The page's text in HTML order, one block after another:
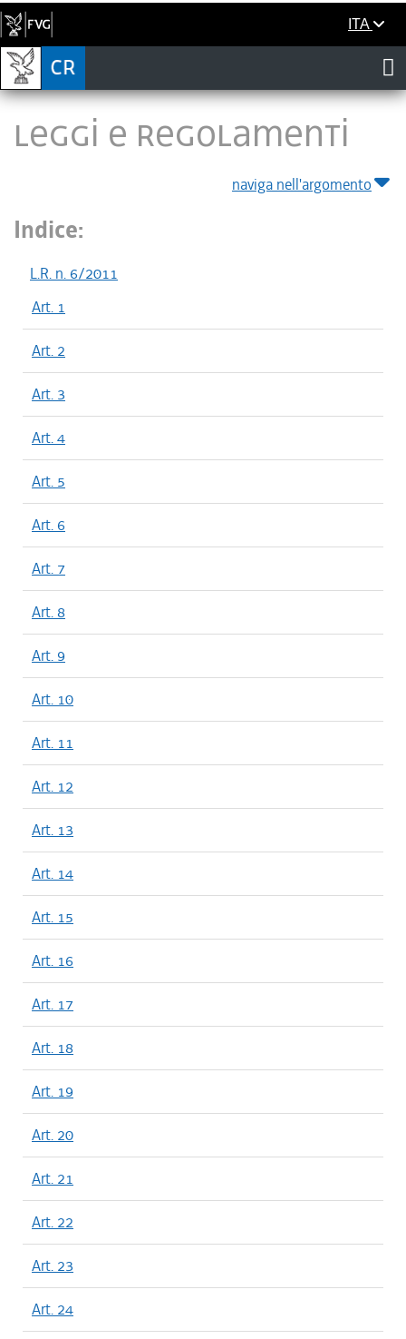
ITA
LEGGI E REGOLAMENTI
naviga nell'argomento
Indice:
L.R. n. 6/2011
Art. 1
Art. 2
Art. 3
Art. 4
Art. 5
Art. 6
Art. 7
Art. 8
Art. 9
Art. 10
Art. 11
Art. 12
Art. 13
Art. 14
Art. 15
Art. 16
Art. 17
Art. 18
Art. 19
Art. 20
Art. 21
Art. 22
Art. 23
Art. 24